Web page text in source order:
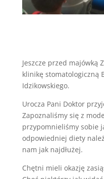
Jeszcze przed majówką
klinikę stomatologiczną
Idzikowskiego.
Urocza Pani Doktor
Zapoznaliśmy się z
przypomnieliśmy sobie
odpowiedniej diety
nam jak najdłużej.
Chętni mieli okazję